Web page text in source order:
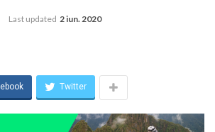
Last updated 2 iun. 2020
Twitter